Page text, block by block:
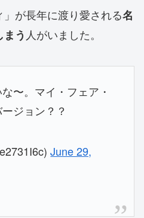
」が長年に渡り愛される名
う 人がいました。
〜。マイ・フェア・
ジョン？？
June 29,